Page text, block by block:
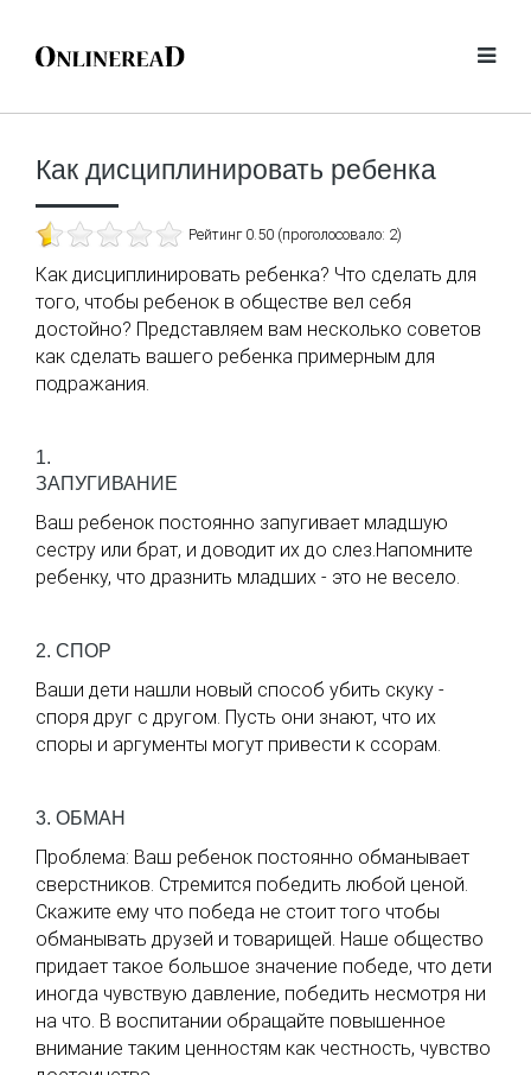
Как дисциплинировать ребенка
Рейтинг 0.50 (проголосовало: 2)
Как дисциплинировать ребенка? Что сделать для
того, чтобы ребенок в обществе вел себя
достойно? Представляем вам несколько советов
как сделать вашего ребенка примерным для
подражания.
1.
ЗАПУГИВАНИЕ
Ваш ребенок постоянно запугивает младшую
сестру или брат, и доводит их до слез.Напомните
ребенку, что дразнить младших - это не весело.
2. СПОР
Ваши дети нашли новый способ убить скуку -
споря друг с другом. Пусть они знают, что их
споры и аргументы могут привести к ссорам.
3. ОБМАН
Проблема: Ваш ребенок постоянно обманывает
сверстников. Стремится победить любой ценой.
Скажите ему что победа не стоит того чтобы
обманывать друзей и товарищей. Наше общество
придает такое большое значение победе, что дети
иногда чувствую давление, победить несмотря ни
на что. В воспитании обращайте повышенное
внимание таким ценностям как честность, чувство